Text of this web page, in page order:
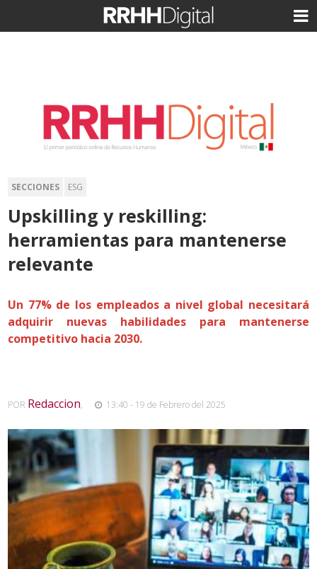
SECCIONES ESG
Upskilling y reskilling:
herramientas para mantenerse
relevante
Un 77% de los empleados a nivel global necesitará
adquirir nuevas habilidades para mantenerse
competitivo hacia 2030.
POR Redaccion, 13:40 - 19 de Febrero del 2025